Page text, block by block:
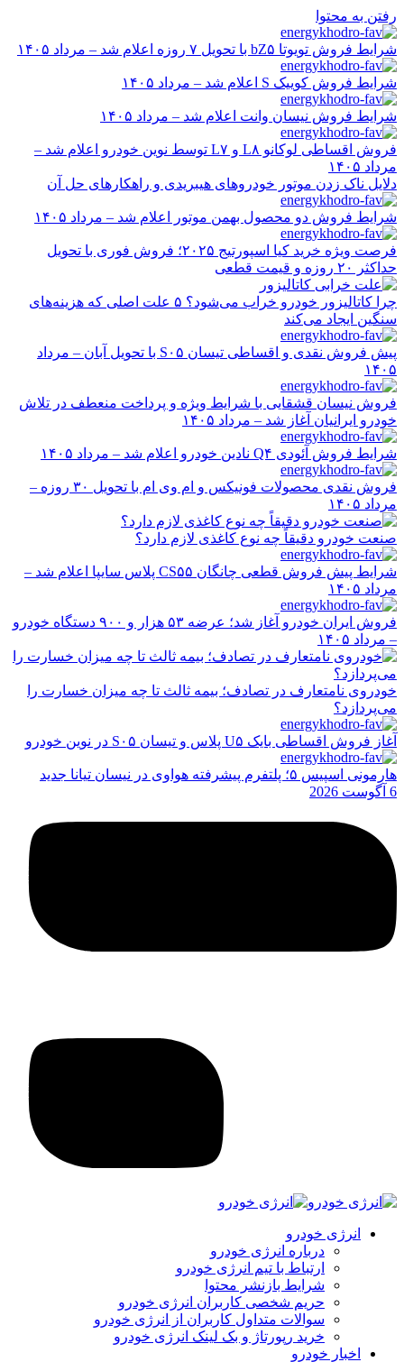
رفتن به محتوا
شرایط فروش تویوتا bZ۵ با تحویل ۷ روزه اعلام شد – مرداد ۱۴۰۵
شرایط فروش کوییک S اعلام شد – مرداد ۱۴۰۵
شرایط فروش نیسان وانت اعلام شد – مرداد ۱۴۰۵
فروش اقساطی لوکانو L۸ و L۷ توسط نوین خودرو اعلام شد –
مرداد ۱۴۰۵
دلایل ناک زدن موتور خودروهای هیبریدی و راهکارهای حل آن
شرایط فروش دو محصول بهمن موتور اعلام شد – مرداد ۱۴۰۵
فرصت ویژه خرید کیا اسپورتیج ۲۰۲۵؛ فروش فوری با تحویل
حداکثر ۲۰ روزه و قیمت قطعی
چرا کاتالیزور خودرو خراب می‌شود؟ ۵ علت اصلی که هزینه‌های
سنگین ایجاد می‌کند
پیش فروش نقدی و اقساطی تیسان S۰۵ با تحویل آبان – مرداد
۱۴۰۵
فروش نیسان قشقایی با شرایط ویژه و پرداخت منعطف در تلاش
خودرو ایرانیان آغاز شد – مرداد ۱۴۰۵
شرایط فروش آئودی Q۴ نادین خودرو اعلام شد – مرداد ۱۴۰۵
فروش نقدی محصولات فونیکس و ام وی ام با تحویل ۳۰ روزه –
مرداد ۱۴۰۵
صنعت خودرو دقیقاً چه نوع کاغذی لازم دارد؟
شرایط پیش فروش قطعی چانگان CS۵۵ پلاس سایپا اعلام شد –
مرداد ۱۴۰۵
فروش ایران خودرو آغاز شد؛ عرضه ۵۳ هزار و ۹۰۰ دستگاه خودرو
– مرداد ۱۴۰۵
خودروی نامتعارف در تصادف؛ بیمه ثالث تا چه میزان خسارت را
می‌پردازد؟
آغاز فروش اقساطی بایک U۵ پلاس و تیسان S۰۵ در نوین خودرو
هارمونی اسپیس ۵؛ پلتفرم پیشرفته هواوی در نیسان تیانا جدید
6 آگوست 2026
انرژی خودرو
درباره انرژی خودرو
ارتباط با تیم انرژی خودرو
شرایط بازنشر محتوا
حریم شخصی کاربران انرژی خودرو
سوالات متداول کاربران از انرژی خودرو
خرید رپورتاژ و بک لینک انرژی خودرو
اخبار خودرو